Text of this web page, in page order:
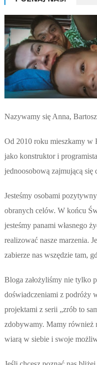
Nazywamy się Anna,
Od 2010 roku mieszkamy w
jako konstruktor i
jednoosobową zajmującą się
Jesteśmy osobami
obranych celów. W końcu
jesteśmy panami własnego
realizować nasze marzenia.
zabierze nas wszędzie tam,
Bloga założyliśmy nie tylko
doświadczeniami z podróży
projektami z serii „zrób to
zdobywamy. Mamy również
wiarą w siebie i swoje